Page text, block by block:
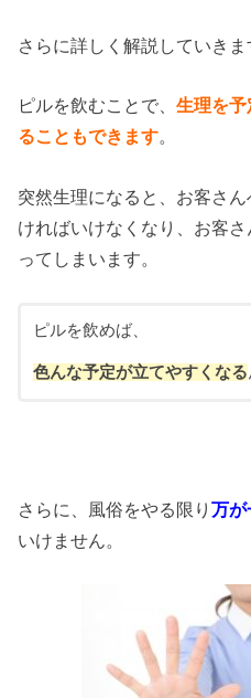
さらに詳しく解説していきま
ピルを飲むことで、生理を
ることもできます。
突然生理になると、お客さ
ければいけなくなり、お客
ってしまいます。
ピルを飲めば、
色んな予定が立てやすくなる
さらに、風俗をやる限り万が
いけません。